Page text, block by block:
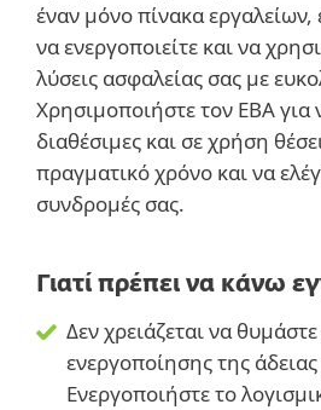
έναν μόνο πίνακα εργαλείων,
να ενεργοποιείτε και να
λύσεις ασφαλείας σας με
Χρησιμοποιήστε τον EBA για
διαθέσιμες και σε χρήση
πραγματικό χρόνο και να
συνδρομές σας.
Γιατί πρέπει να κάνω
Δεν χρειάζεται να θυμάστε
ενεργοποίησης της
Ενεργοποιήστε το